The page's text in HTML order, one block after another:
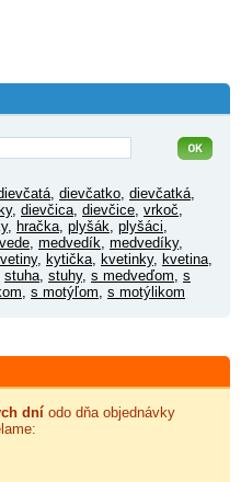
, dievčatko, dievčatká,
, dievčica, dievčice, vrkoč,
, hračka, plyšák, plyšáci,
, medvedík, medvedíky,
, kytička, kvetinky, kvetina,
stuha, stuhy, s medveďom, s
, s motýľom, s motýlikom
dní odo dňa objednávky